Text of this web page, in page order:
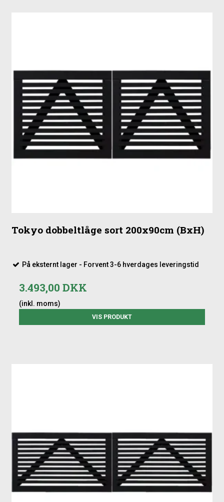
Tokyo dobbeltlåge sort 200x90cm (BxH)
På eksternt lager - Forvent 3-6 hverdages leveringstid
3.493,00 DKK
(inkl. moms)
VIS PRODUKT